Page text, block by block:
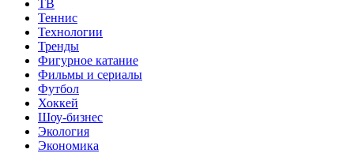
ТВ
Теннис
Технологии
Тренды
Фигурное катание
Фильмы и сериалы
Футбол
Хоккей
Шоу-бизнес
Экология
Экономика